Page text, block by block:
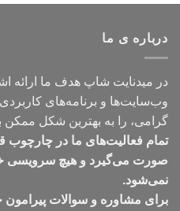
درباره ی ما
در میدنایت شاپ هدف ما ارائه
وب‌سایت‌ها و برنامه‌های
گرامی، را به بهترین شکل ممکن
تمام فعالیت‌های ما در چارچوب
صورت می‌گیرد و هیچ سرویسی
نمی‌شود.
برای مشاوره و سوالات پیرامون